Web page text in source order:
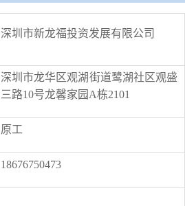
深圳市新龙福投资发展有限公司
深圳市龙华区观湖街道鹭湖社区观盛
三路10号龙馨家园A栋2101
原工
18676750473